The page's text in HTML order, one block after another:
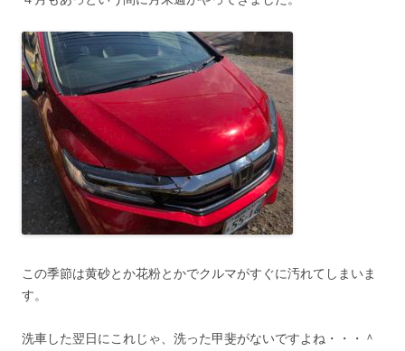
この季節は黄砂とか花粉とかでクルマがすぐに汚れてしまいま
す。
洗車した翌日にこれじゃ、洗った甲斐がないですよね・・・＾